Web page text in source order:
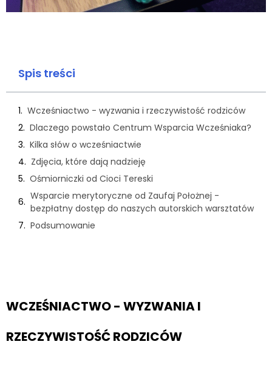
Spis treści
Wcześniactwo - wyzwania i rzeczywistość rodziców
Dlaczego powstało Centrum Wsparcia Wcześniaka?
Kilka słów o wcześniactwie
Zdjęcia, które dają nadzieję
Ośmiorniczki od Cioci Tereski
Wsparcie merytoryczne od Zaufaj Położnej -
bezpłatny dostęp do naszych autorskich warsztatów
Podsumowanie
WCZEŚNIACTWO - WYZWANIA I
RZECZYWISTOŚĆ RODZICÓW